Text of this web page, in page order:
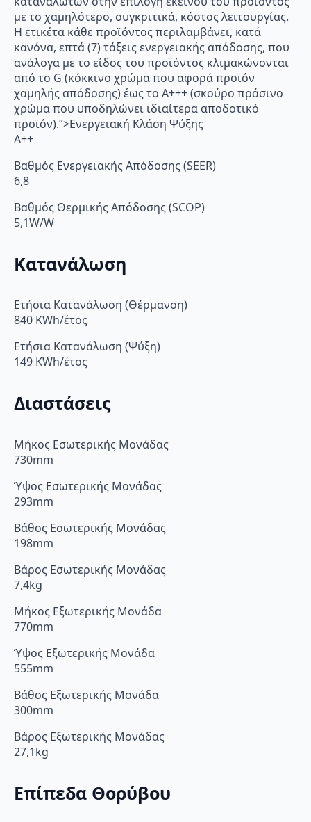
με το χαμηλότερο, συγκριτικά, κόστος λειτουργίας.
Η ετικέτα κάθε προϊόντος περιλαμβάνει, κατά
κανόνα, επτά (7) τάξεις ενεργειακής απόδοσης, που
ανάλογα με το είδος του προϊόντος κλιμακώνονται
από το G (κόκκινο χρώμα που αφορά προϊόν
χαμηλής απόδοσης) έως το Α+++ (σκούρο πράσινο
χρώμα που υποδηλώνει ιδιαίτερα αποδοτικό
προϊόν).”>Ενεργειακή Κλάση Ψύξης
A++
Βαθμός Ενεργειακής Απόδοσης (SEER)
6,8
Βαθμός Θερμικής Απόδοσης (SCOP)
5,1W/W
Κατανάλωση
Ετήσια Κατανάλωση (Θέρμανση)
840 KWh/έτος
Ετήσια Κατανάλωση (Ψύξη)
149 KWh/έτος
Διαστάσεις
Μήκος Εσωτερικής Μονάδας
730mm
Ύψος Εσωτερικής Μονάδας
293mm
Βάθος Εσωτερικής Μονάδας
198mm
Βάρος Εσωτερικής Μονάδας
7,4kg
Μήκος Εξωτερικής Μονάδα
770mm
Ύψος Εξωτερικής Μονάδα
555mm
Βάθος Εξωτερικής Μονάδα
300mm
Βάρος Εξωτερικής Μονάδας
27,1kg
Επίπεδα Θορύβου